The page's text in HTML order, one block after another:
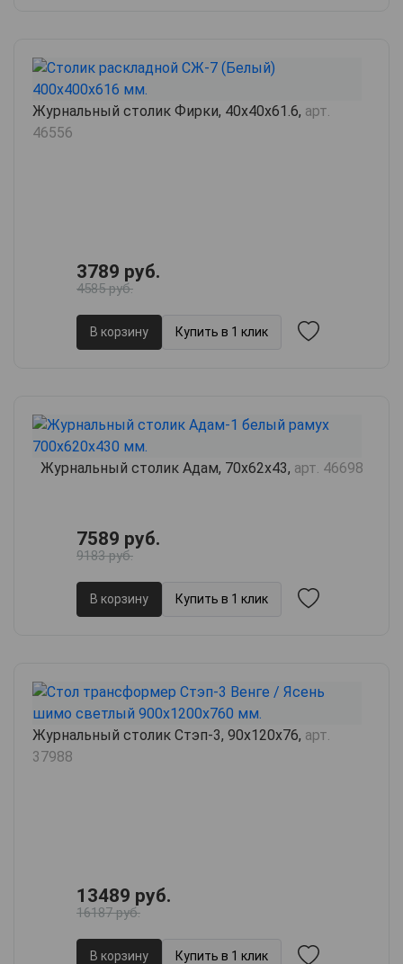
Журнальный столик Фирки, 40х40х61.6, арт.
46556
3789 руб.
4585 руб.
В корзину Купить в 1 клик
Журнальный столик Адам, 70х62х43, арт. 46698
7589 руб.
9183 руб.
В корзину Купить в 1 клик
Журнальный столик Стэп-3, 90х120х76, арт.
37988
13489 руб.
16187 руб.
В корзину Купить в 1 клик